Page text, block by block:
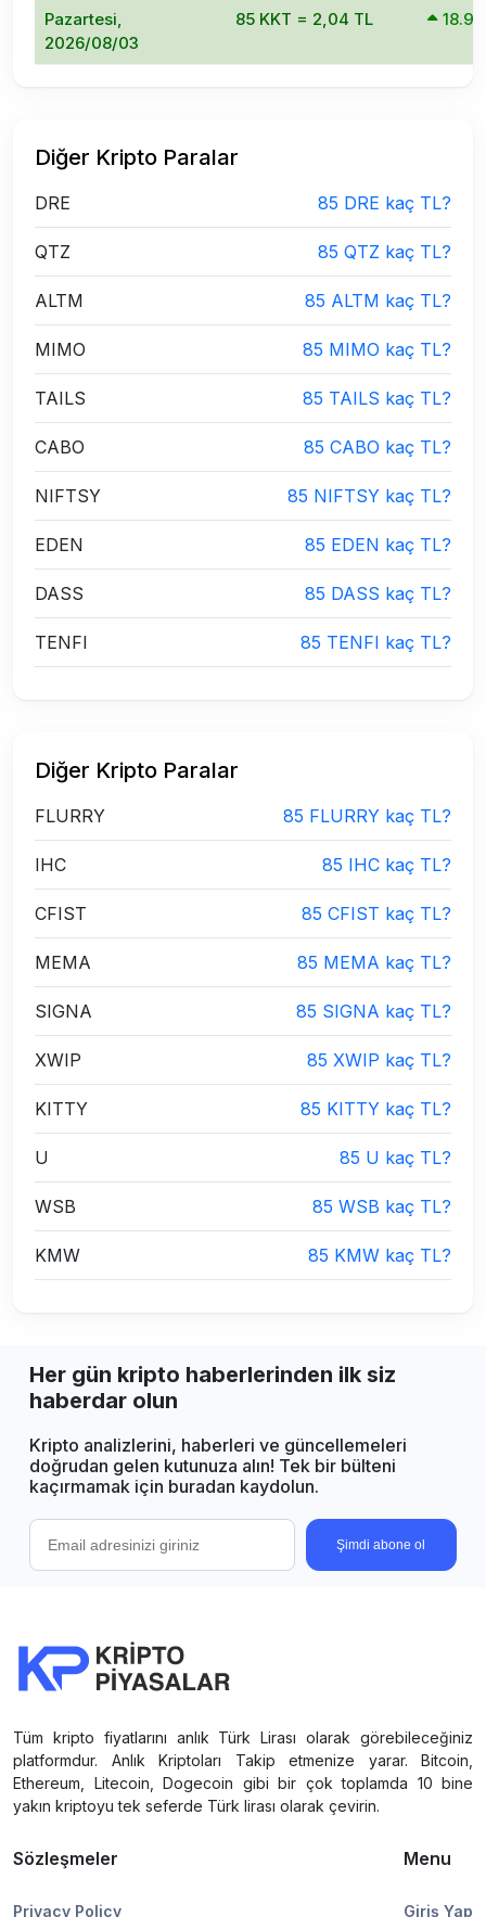
Pazartesi,
2026/08/03
85 KKT = 2,04 TL
Diğer Kripto Paralar
DRE 85 DRE kaç TL?
QTZ 85 QTZ kaç TL?
ALTM 85 ALTM kaç TL?
MIMO 85 MIMO kaç TL?
TAILS 85 TAILS kaç TL?
CABO 85 CABO kaç TL?
NIFTSY 85 NIFTSY kaç TL?
EDEN 85 EDEN kaç TL?
DASS 85 DASS kaç TL?
TENFI 85 TENFI kaç TL?
Diğer Kripto Paralar
FLURRY 85 FLURRY kaç TL?
IHC 85 IHC kaç TL?
CFIST 85 CFIST kaç TL?
MEMA 85 MEMA kaç TL?
SIGNA 85 SIGNA kaç TL?
XWIP 85 XWIP kaç TL?
KITTY 85 KITTY kaç TL?
U 85 U kaç TL?
WSB 85 WSB kaç TL?
KMW 85 KMW kaç TL?
Her gün kripto haberlerinden ilk siz
haberdar olun
Kripto analizlerini, haberleri ve güncellemeleri
doğrudan gelen kutunuza alın! Tek bir bülteni
kaçırmamak için buradan kaydolun.
Şimdi abone ol
Tüm kripto fiyatlarını anlık Türk Lirası olarak görebileceğiniz
platformdur. Anlık Kriptoları Takip etmenize yarar. Bitcoin,
Ethereum, Litecoin, Dogecoin gibi bir çok toplamda 10 bine
yakın kriptoyu tek seferde Türk lirası olarak çevirin.
Sözleşmeler
Privacy Policy
Menu
Giriş Yap